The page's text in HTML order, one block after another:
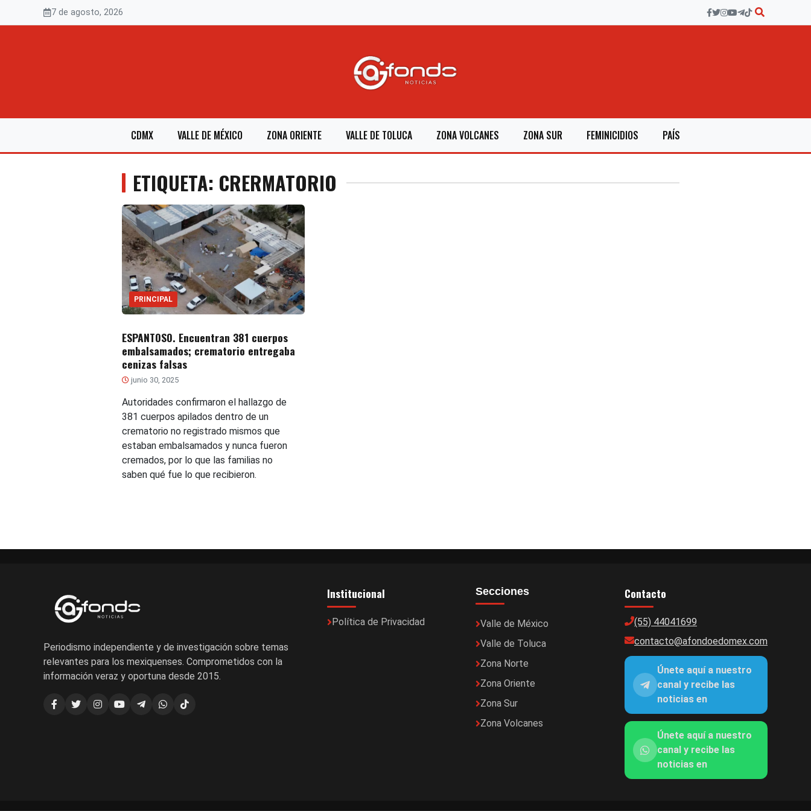
7 de agosto, 2026
CDMX VALLE DE MÉXICO ZONA ORIENTE VALLE DE TOLUCA ZONA VOLCANES ZONA SUR FEMINICIDIOS PAÍS
ETIQUETA: CRERMATORIO
PRINCIPAL
ESPANTOSO. Encuentran 381 cuerpos
embalsamados; crematorio entregaba
cenizas falsas
junio 30, 2025
Autoridades confirmaron el hallazgo de
381 cuerpos apilados dentro de un
crematorio no registrado mismos que
estaban embalsamados y nunca fueron
cremados, por lo que las familias no
saben qué fue lo que recibieron.
Periodismo independiente y de investigación sobre temas
relevantes para los mexiquenses. Comprometidos con la
información veraz y oportuna desde 2015.
Institucional
Política de Privacidad
Secciones
Valle de México
Valle de Toluca
Zona Norte
Zona Oriente
Zona Sur
Zona Volcanes
Contacto
(55) 44041699
contacto@afondoedomex.com
Únete aquí a nuestro
canal y recibe las
noticias en
Únete aquí a nuestro
canal y recibe las
noticias en